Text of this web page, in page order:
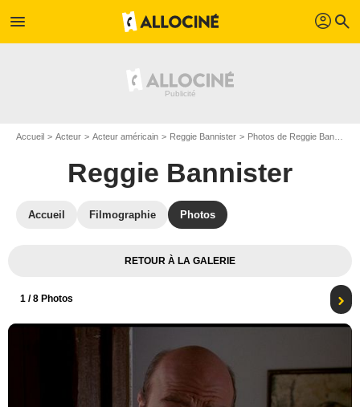
menu profil search
Accueil Acteur Acteur américain Reggie Bannister Photos de Reggie Bannister
Reggie Bannister
Accueil Filmographie Photos
RETOUR À LA GALERIE
1 / 8 Photos